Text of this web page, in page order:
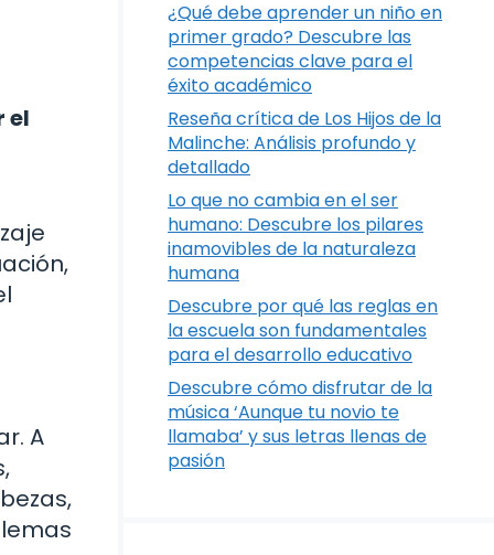
el
A
¿Qué debe aprender un niño en
primer grado? Descubre las
competencias clave para el
éxito académico
Reseña crítica de Los Hijos de la
Malinche: Análisis profundo y
detallado
Lo que no cambia en el ser
humano: Descubre los pilares
inamovibles de la naturaleza
humana
Descubre por qué las reglas en
la escuela son fundamentales
para el desarrollo educativo
Descubre cómo disfrutar de la
música ‘Aunque tu novio te
llamaba’ y sus letras llenas de
pasión